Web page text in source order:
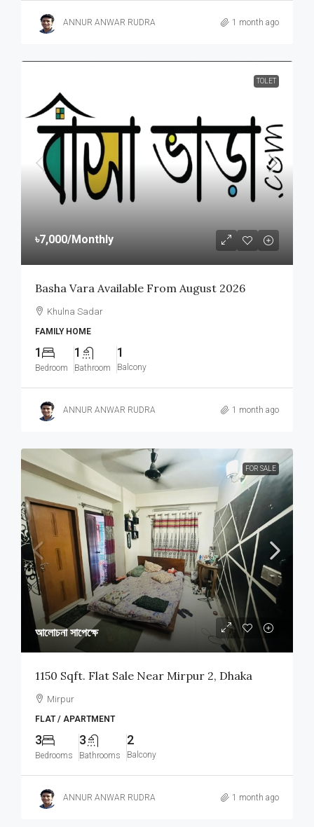
ANNUR ANWAR RUDRA 1 month ago
TOLET
৳7,000/Monthly
Basha Vara Available From August 2026
Khulna Sadar
FAMILY HOME
1
Bedroom
1
Bathroom
1
Balcony
ANNUR ANWAR RUDRA 1 month ago
FOR SALE
আলোচনা সাপেক্ষে
1150 Sqft. Flat Sale Near Mirpur 2, Dhaka
Mirpur
FLAT / APARTMENT
3
Bedrooms
3
Bathrooms
2
Balcony
ANNUR ANWAR RUDRA 1 month ago